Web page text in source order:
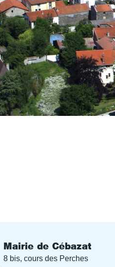
Mairie de Cébazat
8 bis, cours des Perches